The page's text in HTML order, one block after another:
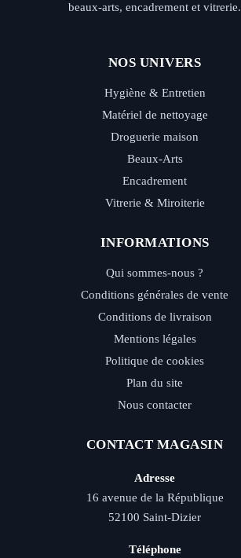
beaux-arts, encadrement et vitrerie.
NOS UNIVERS
Hygiène & Entretien
Matériel de nettoyage
Droguerie maison
Beaux-Arts
Encadrement
Vitrerie & Miroiterie
INFORMATIONS
Qui sommes-nous ?
Conditions générales de vente
Conditions de livraison
Mentions légales
Politique de cookies
Plan du site
Nous contacter
CONTACT MAGASIN
Adresse
16 avenue de la République
52100 Saint-Dizier
Téléphone